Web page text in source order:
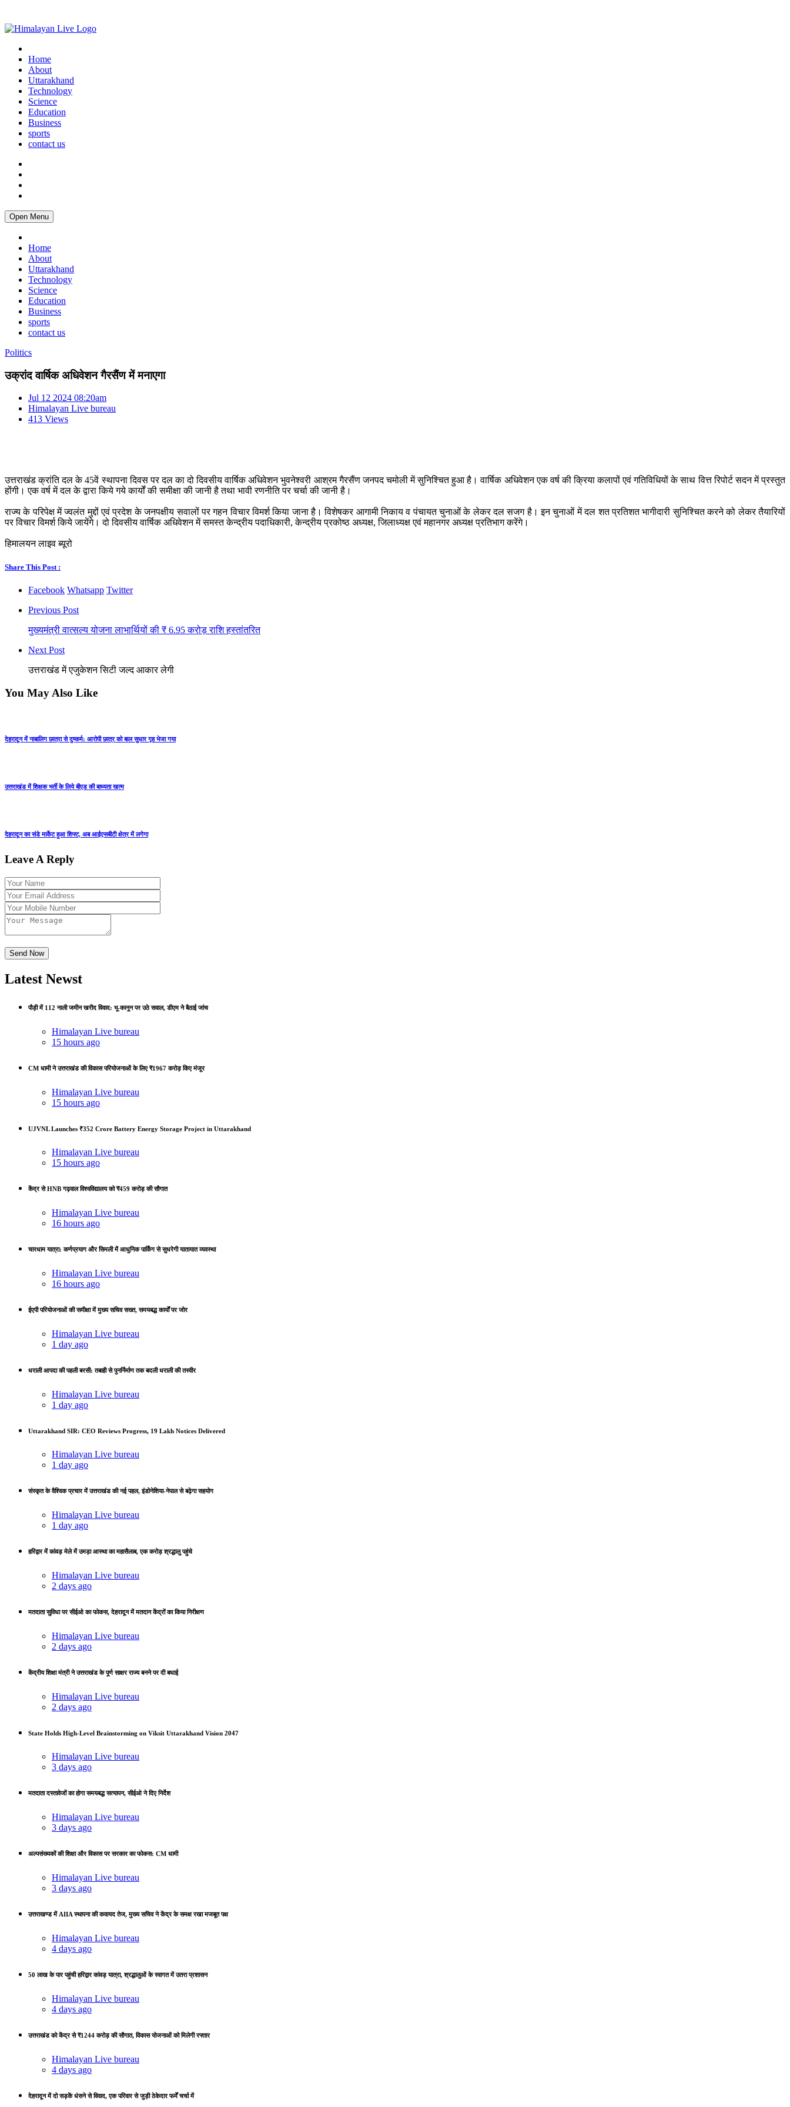
Home
About
Uttarakhand
Technology
Science
Education
Business
sports
contact us
Open Menu
Home
About
Uttarakhand
Technology
Science
Education
Business
sports
contact us
Politics
उक्रांद वार्षिक अधिवेशन गैरसैंण में मनाएगा
Jul 12 2024 08:20am
Himalayan Live bureau
413 Views
उत्तराखंड क्रांति दल के 45वें स्थापना दिवस पर दल का दो दिवसीय वार्षिक अधिवेशन भुवनेश्वरी आश्रम गैरसैंण जनपद चमोली में सुनिश्चित हुआ है। वार्षिक अधिवेशन एक वर्ष की क्रिया कलापों एवं गतिविधियों के साथ वित्त रिपोर्ट सदन में प्रस्तुत
होंगी। एक वर्ष में दल के द्वारा किये गये कार्यों की समीक्षा की जानी है तथा भावी रणनीति पर चर्चा की जानी है।
राज्य के परिपेक्ष में ज्वलंत मुद्दों एवं प्रदेश के जनपक्षीय सवालों पर गहन विचार विमर्श किया जाना है। विशेषकर आगामी निकाय व पंचायत चुनाओं के लेकर दल सजग है। इन चुनाओं में दल शत प्रतिशत भागीदारी सुनिश्चित करने को लेकर तैयारियों
पर विचार विमर्श किये जायेंगे। दो दिवसीय वार्षिक अधिवेशन में समस्त केन्द्रीय पदाधिकारी, केन्द्रीय प्रकोष्ठ अध्यक्ष, जिलाध्यक्ष एवं महानगर अध्यक्ष प्रतिभाग करेंगे।
हिमालयन लाइव ब्यूरो
Share This Post :
Facebook Whatsapp Twitter
Previous Post
मुख्यमंत्री वात्सल्य योजना लाभार्थियों की ₹ 6.95 करोड़ राशि हस्तांतरित
Next Post
उत्तराखंड में एजुकेशन सिटी जल्द आकार लेगी
You May Also Like
देहरादून में नाबालिग छात्रा से दुष्कर्म: आरोपी छात्र को बाल सुधार गृह भेजा गया
उत्तराखंड में शिक्षक भर्ती के लिये बीएड की बाध्यता खत्म
देहरादून का संडे मार्केट हुआ शिफ्ट, अब आईएसबीटी क्षेत्र में लगेगा
Leave A Reply
Latest Newst
पौड़ी में 112 नाली जमीन खरीद विवाद: भू-कानून पर उठे सवाल, डीएम ने बैठाई जांच
Himalayan Live bureau
15 hours ago
CM धामी ने उत्तराखंड की विकास परियोजनाओं के लिए ₹1967 करोड़ किए मंजूर
Himalayan Live bureau
15 hours ago
UJVNL Launches ₹352 Crore Battery Energy Storage Project in Uttarakhand
Himalayan Live bureau
15 hours ago
केंद्र से HNB गढ़वाल विश्वविद्यालय को ₹459 करोड़ की सौगात
Himalayan Live bureau
16 hours ago
चारधाम यात्रा: कर्णप्रयाग और सिमली में आधुनिक पार्किंग से सुधरेगी यातायात व्यवस्था
Himalayan Live bureau
16 hours ago
ईएपी परियोजनाओं की समीक्षा में मुख्य सचिव सख्त, समयबद्ध कार्यों पर जोर
Himalayan Live bureau
1 day ago
धराली आपदा की पहली बरसी: तबाही से पुनर्निर्माण तक बदली धराली की तस्वीर
Himalayan Live bureau
1 day ago
Uttarakhand SIR: CEO Reviews Progress, 19 Lakh Notices Delivered
Himalayan Live bureau
1 day ago
संस्कृत के वैश्विक प्रचार में उत्तराखंड की नई पहल, इंडोनेशिया-नेपाल से बढ़ेगा सहयोग
Himalayan Live bureau
1 day ago
हरिद्वार में कांवड़ मेले में उमड़ा आस्था का महासैलाब, एक करोड़ श्रद्धालु पहुंचे
Himalayan Live bureau
2 days ago
मतदाता सुविधा पर सीईओ का फोकस, देहरादून में मतदान केंद्रों का किया निरीक्षण
Himalayan Live bureau
2 days ago
केंद्रीय शिक्षा मंत्री ने उत्तराखंड के पूर्ण साक्षर राज्य बनने पर दी बधाई
Himalayan Live bureau
2 days ago
State Holds High-Level Brainstorming on Viksit Uttarakhand Vision 2047
Himalayan Live bureau
3 days ago
मतदाता दस्तावेजों का होगा समयबद्ध सत्यापन, सीईओ ने दिए निर्देश
Himalayan Live bureau
3 days ago
अल्पसंख्यकों की शिक्षा और विकास पर सरकार का फोकस: CM धामी
Himalayan Live bureau
3 days ago
उत्तराखण्ड में AIIA स्थापना की कवायद तेज, मुख्य सचिव ने केंद्र के समक्ष रखा मजबूत पक्ष
Himalayan Live bureau
4 days ago
50 लाख के पार पहुंची हरिद्वार कांवड़ यात्रा, श्रद्धालुओं के स्वागत में उतरा प्रशासन
Himalayan Live bureau
4 days ago
उत्तराखंड को केंद्र से ₹1244 करोड़ की सौगात, विकास योजनाओं को मिलेगी रफ्तार
Himalayan Live bureau
4 days ago
देहरादून में दो सड़कें धंसने से विवाद, एक परिवार से जुड़ी ठेकेदार फर्में चर्चा में